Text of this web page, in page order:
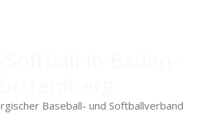
Baseball- und Softballverband